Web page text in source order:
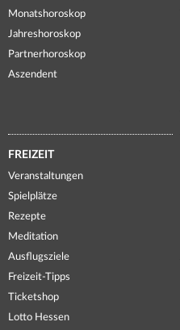
Monatshoroskop
Jahreshoroskop
Partnerhoroskop
Aszendent
FREIZEIT
Veranstaltungen
Spielplätze
Rezepte
Meditation
Ausflugsziele
Freizeit-Tipps
Ticketshop
Lotto Hessen